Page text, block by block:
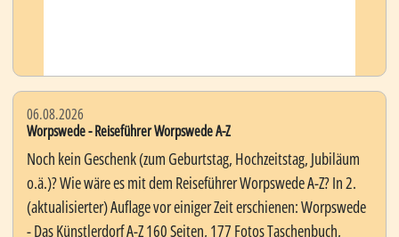
06.08.2026
Worpswede - Reiseführer Worpswede A-Z
Noch kein Geschenk (zum Geburtstag, Hochzeitstag, Jubiläum
o.ä.)? Wie wäre es mit dem Reiseführer Worpswede A-Z? In 2.
(aktualisierter) Auflage vor einiger Zeit erschienen: Worpswede
- Das Künstlerdorf A-Z 160 Seiten, 177 Fotos Taschenbuch,